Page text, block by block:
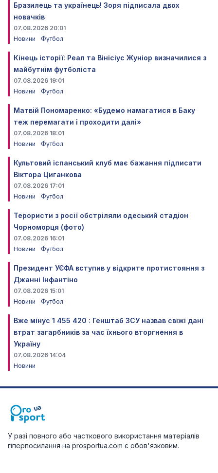
Бразилець та українець! Зоря підписала двох
новачків
07.08.2026 20:01
Новини
Футбол
Кінець історії: Реал та Вінісіус Жуніор визначилися з
майбутнім футболіста
07.08.2026 19:01
Новини
Футбол
Матвій Пономаренко: «Будемо намагатися в Баку
теж перемагати і проходити далі»
07.08.2026 18:01
Новини
Футбол
Культовий іспанський клуб має бажання підписати
Віктора Циганкова
07.08.2026 17:01
Новини
Футбол
Терористи з росії обстріляли одеський стадіон
Чорноморця (фото)
07.08.2026 16:01
Новини
Футбол
Президент УЄФА вступив у відкрите протистояння з
Джанні Інфантіно
07.08.2026 15:01
Новини
Футбол
Вже мінус 1 455 420 : Генштаб ЗСУ назвав свіжі дані
втрат загарбників за час їхнього вторгнення в
Україну
07.08.2026 14:04
Новини
У разі повного або часткового використання матеріалів
гіперпосилання на prosportua.com є обов'язковим.